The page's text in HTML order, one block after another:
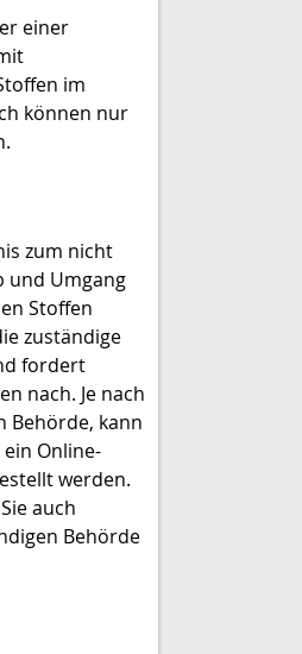
einer
im
können nur
zum nicht
und Umgang
Stoffen
zuständige
fordert
nach. Je nach
Behörde, kann
Online-
werden.
auch
Behörde